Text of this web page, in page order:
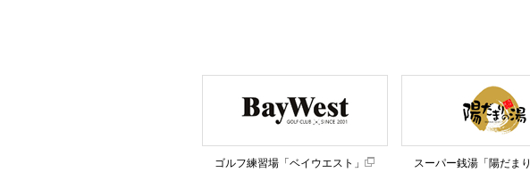
ゴルフ練習場「ベイウエスト」 スーパー銭湯「陽だまり